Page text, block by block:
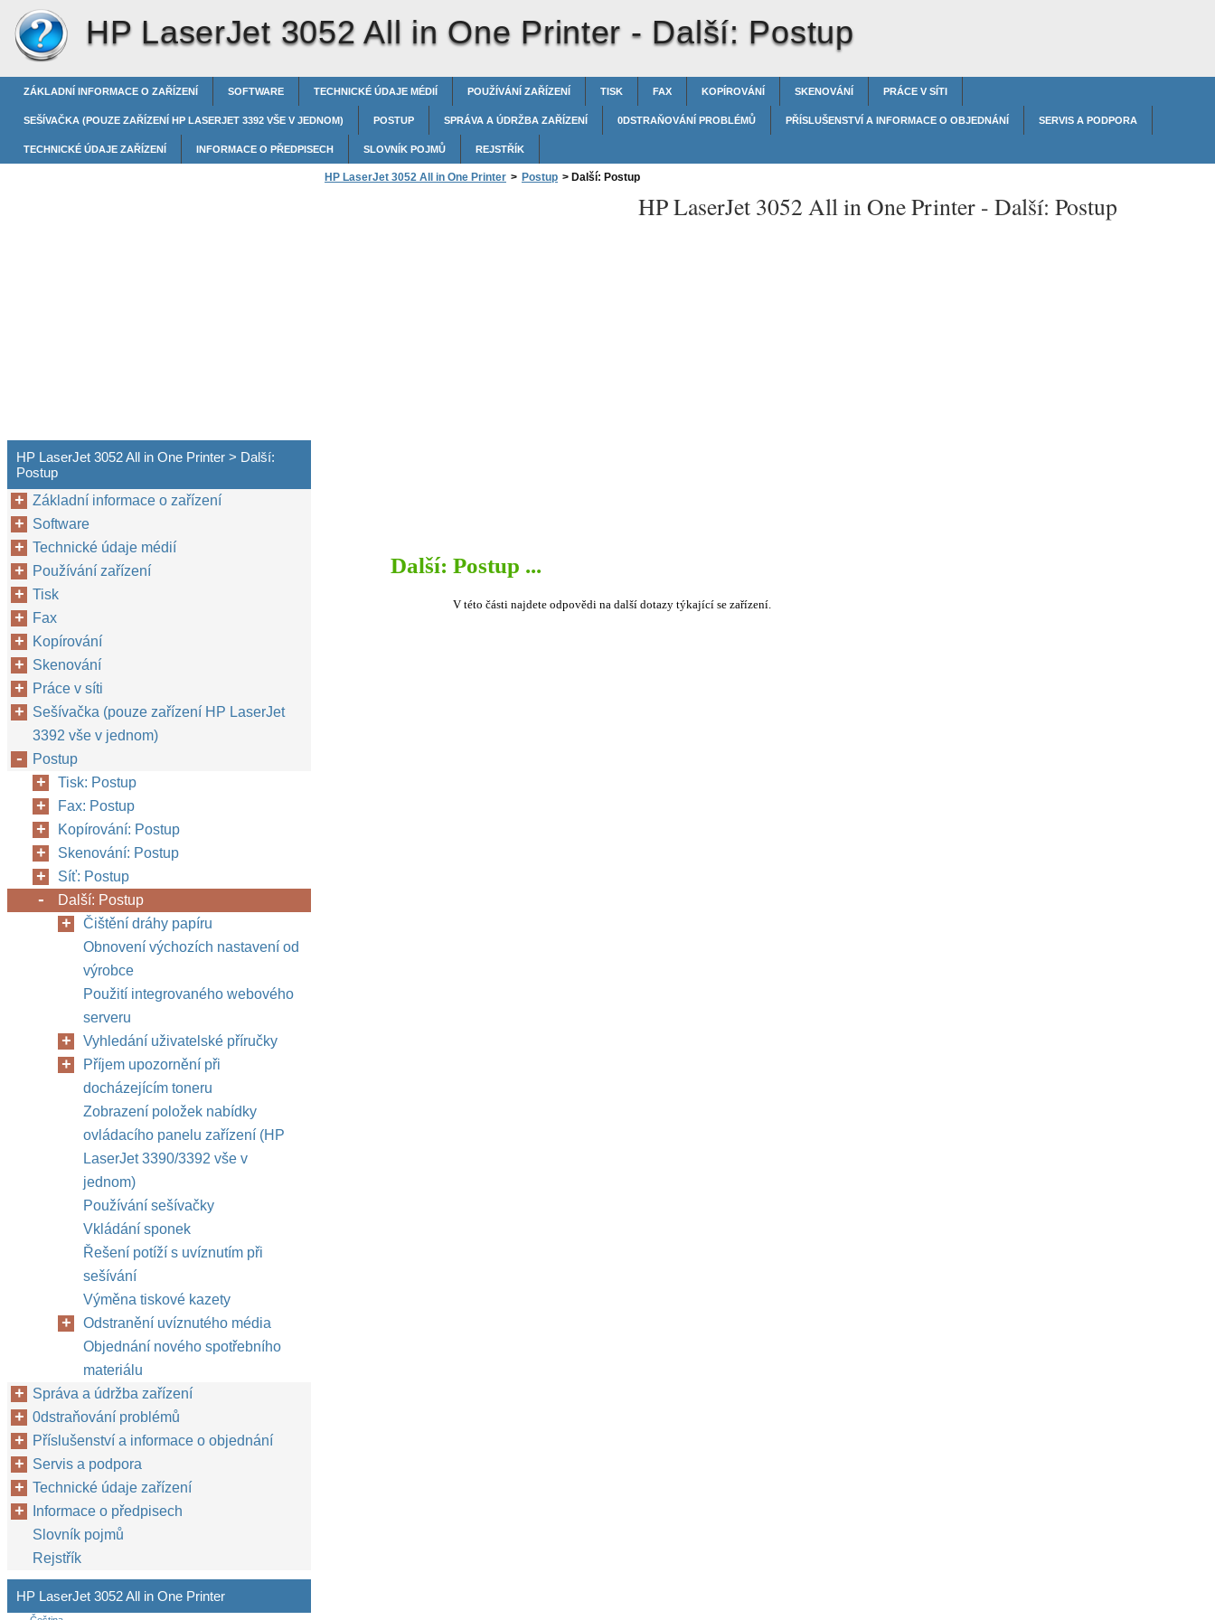
HP LaserJet 3052 All in One Printer - Další: Postup
ZÁKLADNÍ INFORMACE O ZAŘÍZENÍ SOFTWARE TECHNICKÉ ÚDAJE MÉDIÍ POUŽÍVÁNÍ ZAŘÍZENÍ TISK FAX KOPÍROVÁNÍ SKENOVÁNÍ PRÁCE V SÍTI
SEŠÍVAČKA (POUZE ZAŘÍZENÍ HP LASERJET 3392 VŠE V JEDNOM) POSTUP SPRÁVA A ÚDRŽBA ZAŘÍZENÍ 0DSTRAŇOVÁNÍ PROBLÉMŮ PŘÍSLUŠENSTVÍ A INFORMACE O OBJEDNÁNÍ SERVIS A PODPORA
TECHNICKÉ ÚDAJE ZAŘÍZENÍ INFORMACE O PŘEDPISECH SLOVNÍK POJMŮ REJSTŘÍK
HP LaserJet 3052 All in One Printer > Postup > Další: Postup
HP LaserJet 3052 All in One Printer - Další: Postup
Další: Postup ...
V této části najdete odpovědi na další dotazy týkající se zařízení.
HP LaserJet 3052 All in One Printer > Další:
Postup
Základní informace o zařízení
Software
Technické údaje médií
Používání zařízení
Tisk
Fax
Kopírování
Skenování
Práce v síti
Sešívačka (pouze zařízení HP LaserJet
3392 vše v jednom)
Postup
Tisk: Postup
Fax: Postup
Kopírování: Postup
Skenování: Postup
Síť: Postup
Další: Postup
Čištění dráhy papíru
Obnovení výchozích nastavení od
výrobce
Použití integrovaného webového
serveru
Vyhledání uživatelské příručky
Příjem upozornění při
docházejícím toneru
Zobrazení položek nabídky
ovládacího panelu zařízení (HP
LaserJet 3390/3392 vše v
jednom)
Používání sešívačky
Vkládání sponek
Řešení potíží s uvíznutím při
sešívání
Výměna tiskové kazety
Odstranění uvíznutého média
Objednání nového spotřebního
materiálu
Správa a údržba zařízení
0dstraňování problémů
Příslušenství a informace o objednání
Servis a podpora
Technické údaje zařízení
Informace o předpisech
Slovník pojmů
Rejstřík
HP LaserJet 3052 All in One Printer